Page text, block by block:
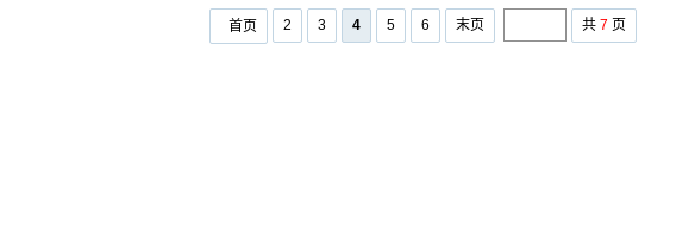
首页 2 3 4 5 6 末页 共 7 页